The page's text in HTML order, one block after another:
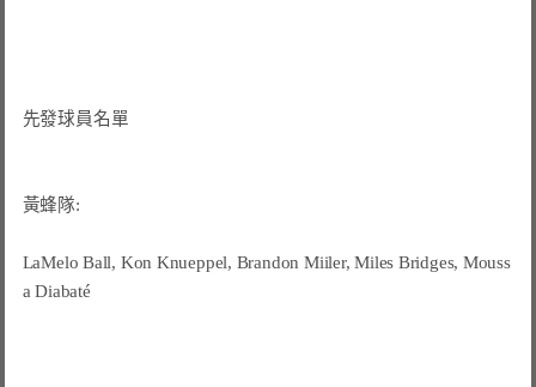
先發球員名單
黃蜂隊:
LaMelo Ball, Kon Knueppel, Brandon Miiler, Miles Bridges, Mouss
a Diabaté